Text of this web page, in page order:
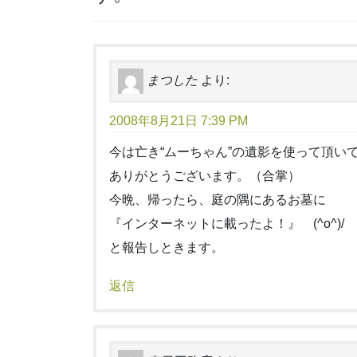
まつした より:
2008年8月21日 7:39 PM
今は亡き“ムーちゃん”の遺影を使って頂い
ありがとうございます。（合掌）
今晩、帰ったら、庭の隅にあるお墓に
『インターネットに載ったよ！』 (^o^)/
と報告しときます。
返信